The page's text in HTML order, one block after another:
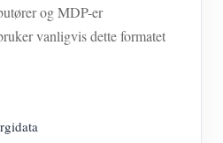
og MDP-er
vanligvis dette formatet